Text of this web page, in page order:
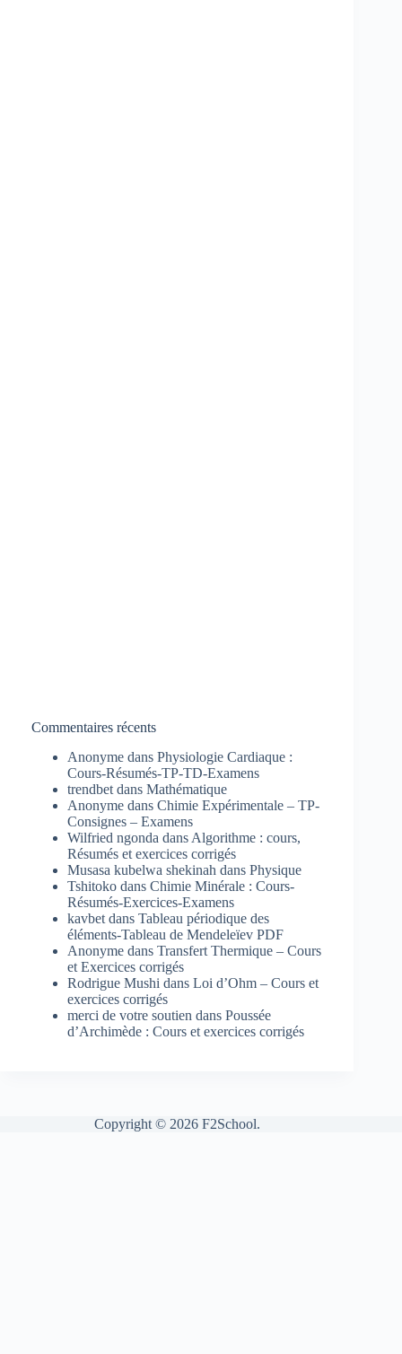
Commentaires récents
Anonyme dans Physiologie Cardiaque :
Cours-Résumés-TP-TD-Examens
trendbet dans Mathématique
Anonyme dans Chimie Expérimentale – TP-
Consignes – Examens
Wilfried ngonda dans Algorithme : cours,
Résumés et exercices corrigés
Musasa kubelwa shekinah dans Physique
Tshitoko dans Chimie Minérale : Cours-
Résumés-Exercices-Examens
kavbet dans Tableau périodique des
éléments-Tableau de Mendeleïev PDF
Anonyme dans Transfert Thermique – Cours
et Exercices corrigés
Rodrigue Mushi dans Loi d’Ohm – Cours et
exercices corrigés
merci de votre soutien dans Poussée
d’Archimède : Cours et exercices corrigés
Copyright © 2026 F2School.